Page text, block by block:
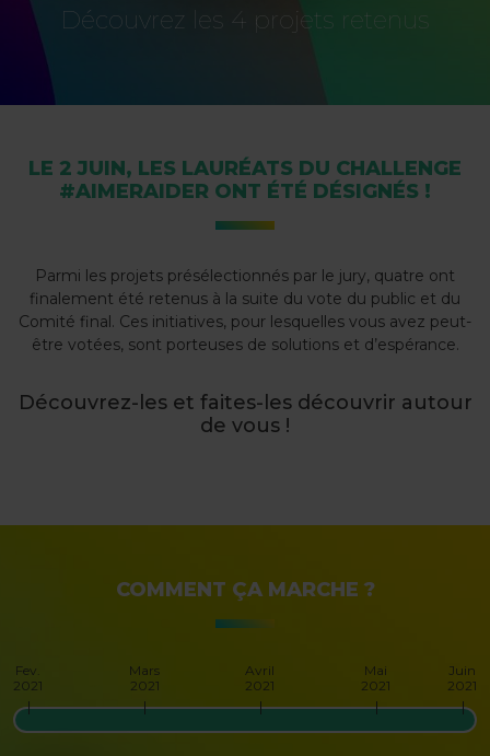
Découvrez les 4 projets retenus
LE 2 JUIN, LES LAURÉATS DU CHALLENGE
#AIMERAIDER ONT ÉTÉ DÉSIGNÉS !
Parmi les projets présélectionnés par le jury, quatre ont
finalement été retenus à la suite du vote du public et du
Comité final. Ces initiatives, pour lesquelles vous avez peut-
être votées, sont porteuses de solutions et d’espérance.
Découvrez-les et faites-les découvrir autour
de vous !
COMMENT ÇA MARCHE ?
Fev.
2021
Mars
2021
Avril
2021
Mai
2021
Juin
2021